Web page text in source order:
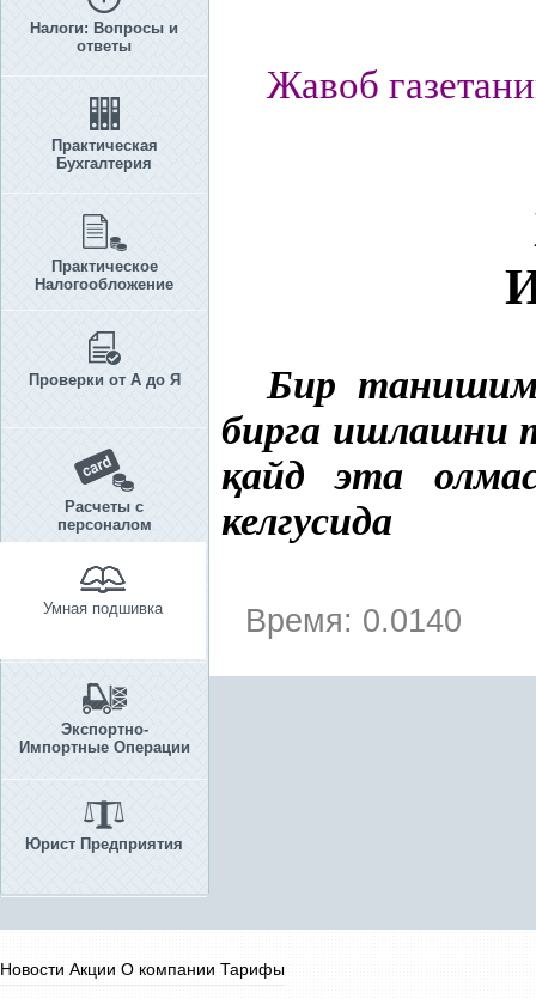
Налоги: Вопросы и
ответы
Практическая
Бухгалтерия
Практическое
Налогообложение
Проверки от А до Я
Расчеты с
персоналом
Умная подшивка
Экспортно-
Импортные Операции
Юрист Предприятия
Жавоб
Бир танишим
бирга ишлашни
қайд эта
келгусида
Время: 0.0140
Новости Акции О компании Тарифы